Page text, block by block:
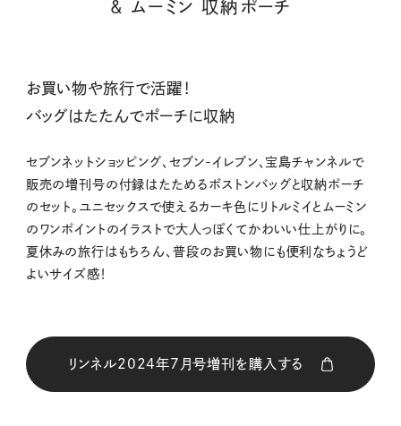
& ムーミン 収納ポーチ
お買い物や旅行で活躍！
バッグはたたんでポーチに収納
セブンネットショッピング、セブン-イレブン、宝島チャンネルで
販売の増刊号の付録はたためるボストンバッグと収納ポーチ
のセット。ユニセックスで使えるカーキ色にリトルミイとムーミン
のワンポイントのイラストで大人っぽくてかわいい仕上がりに。
夏休みの旅行はもちろん、普段のお買い物にも便利なちょうど
よいサイズ感！
リンネル2024年7月号増刊を購入する